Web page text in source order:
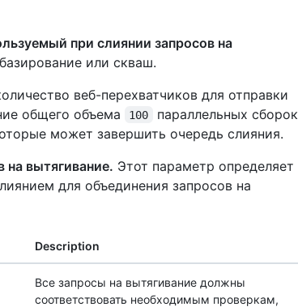
при слиянии запросов на
или скваш.
веб-перехватчиков для отправки
общего объема 100
параллельных сборок
может завершить очередь слияния.
на вытягивание. Этот параметр определяет
для объединения запросов на
Description
Все запросы на вытягивание должны
соответствовать необходимым проверкам,